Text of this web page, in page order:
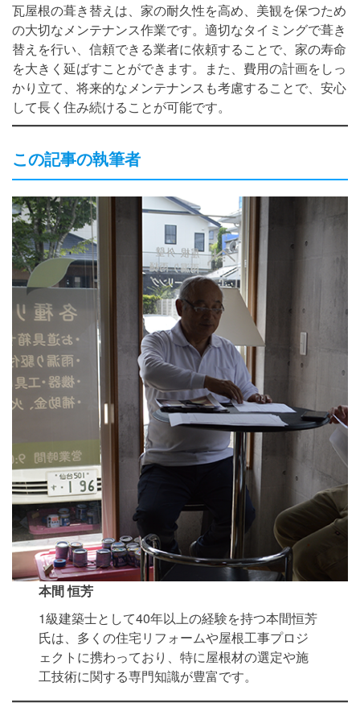
瓦屋根の葺き替えは、家の耐久性を高め、美観を保つため
の大切なメンテナンス作業です。適切なタイミングで葺き
替えを行い、信頼できる業者に依頼することで、家の寿命
を大きく延ばすことができます。また、費用の計画をしっ
かり立て、将来的なメンテナンスも考慮することで、安心
して長く住み続けることが可能です。
この記事の執筆者
本間 恒芳
1級建築士として40年以上の経験を持つ本間恒芳
氏は、多くの住宅リフォームや屋根工事プロジ
ェクトに携わっており、特に屋根材の選定や施
工技術に関する専門知識が豊富です。